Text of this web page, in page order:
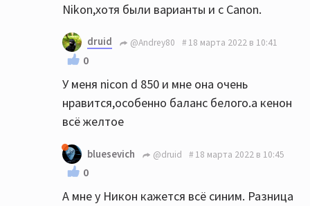
Nikon,хотя были варианты и с Canon.
druid @Andrey80 18 марта 2022 в 10:41
0
У меня nicon d 850 и мне она очень
нравится,особенно баланс белого.а кенон
всё желтое
bluesevich @druid 18 марта 2022 в 10:45
0
А мне у Никон кажется всё синим. Разница